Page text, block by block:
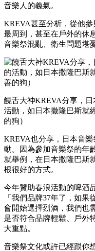
音樂人的義氣。
KREVA甚至分析，從他
最周到，甚至在戶外的休
音樂祭混亂、衛生問題堪
饒舌大神KREVA分享，
活動，如日本撒隆巴斯就
的狗）
KREVA也分享，日本音
動。因為參加音樂祭的年
就舉例，在日本撒隆巴斯
根很好的方式。
今年贊助春浪活動的啤酒
「我們品牌37年了，如
會開始選擇烈酒，我們也
是否符合品牌輕鬆、戶外
大重點。
音樂祭文化或許已經跟你